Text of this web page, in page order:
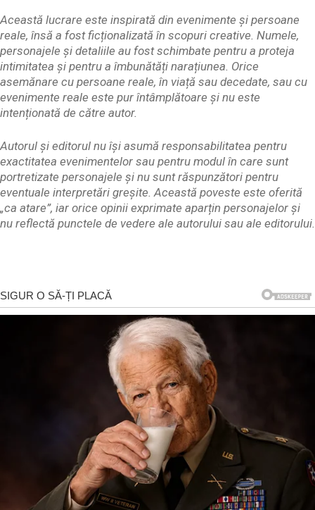
Această lucrare este inspirată din evenimente și persoane
reale, însă a fost ficționalizată în scopuri creative. Numele,
personajele și detaliile au fost schimbate pentru a proteja
intimitatea și pentru a îmbunătăți narațiunea. Orice
asemănare cu persoane reale, în viață sau decedate, sau cu
evenimente reale este pur întâmplătoare și nu este
intenționată de către autor.
Autorul și editorul nu își asumă responsabilitatea pentru
exactitatea evenimentelor sau pentru modul în care sunt
portretizate personajele și nu sunt răspunzători pentru
eventuale interpretări greșite. Această poveste este oferită
„ca atare”, iar orice opinii exprimate aparțin personajelor și
nu reflectă punctele de vedere ale autorului sau ale editorului.